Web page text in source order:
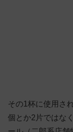
その1杯に使用さ
個とか2片ではな